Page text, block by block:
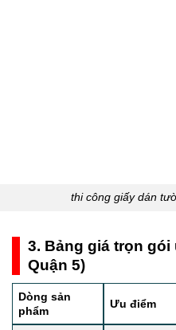
thi công giấy dán
3. Bảng giá trọn
Quận 5)
Dòng sản
phẩm
Ưu điểm